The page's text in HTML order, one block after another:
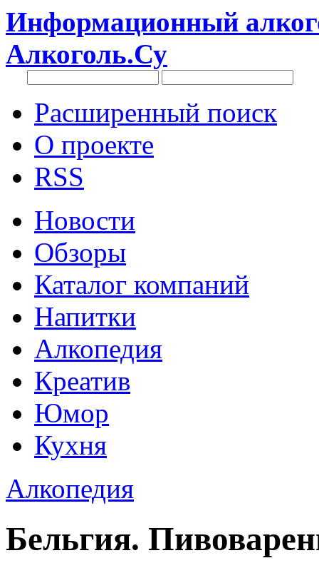
Информационный
Алкоголь.Су
Расширенный поиск
О проекте
RSS
Новости
Обзоры
Каталог компаний
Напитки
Алкопедия
Креатив
Юмор
Кухня
Алкопедия
Бельгия.